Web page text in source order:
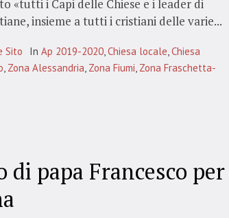
«tutti i Capi delle Chiese e i leader di
insieme a tutti i cristiani delle varie...
Sito In Ap 2019-2020,Chiesa locale,Chiesa
, Zona Alessandria, Zona Fiumi, Zona Fraschetta-
di papa Francesco per